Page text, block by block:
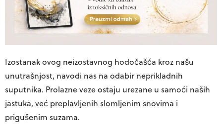
Izostanak ovog neizostavnog hodočašća kroz našu
unutrašnjost, navodi nas na odabir neprikladnih
suputnika. Prolazne veze ostaju urezane u samoći naših
jastuka, već preplavljenih slomljenim snovima i
prigušenim suzama.